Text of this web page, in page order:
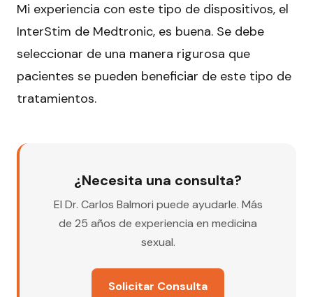
Mi experiencia con este tipo de dispositivos, el
InterStim de Medtronic, es buena. Se debe
seleccionar de una manera rigurosa que
pacientes se pueden beneficiar de este tipo de
tratamientos.
¿Necesita una consulta?
El Dr. Carlos Balmori puede ayudarle. Más
de 25 años de experiencia en medicina
sexual.
Solicitar Consulta